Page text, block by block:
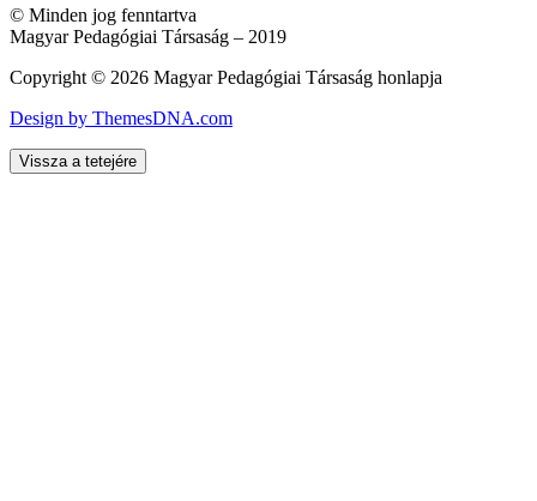
© Minden jog fenntartva
Magyar Pedagógiai Társaság – 2019
Copyright © 2026 Magyar Pedagógiai Társaság honlapja
Design by ThemesDNA.com
Vissza a tetejére